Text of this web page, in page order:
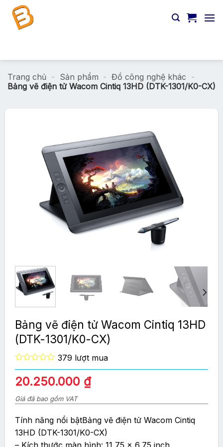
Chuyển
đến
Trang chủ - Sản phẩm - Đồ công nghệ khác -
Bảng vẽ điện tử Wacom Cintiq 13HD (DTK-1301/K0-CX)
Bảng vẽ điện tử Wacom Cintiq 13HD
(DTK-1301/K0-CX)
0
out
of
379 lượt mua
20.250.000 ₫
Giá đã bao gồm VAT
Tính năng nổi bậtBảng vẽ điện tử Wacom Cintiq
13HD (DTK-1301/K0-CX)
– Kích thước màn hình: 11,75 x 6,75 inch